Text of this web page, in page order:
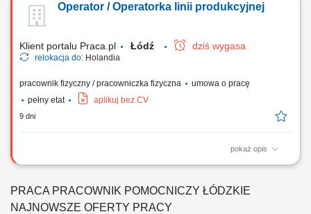
przekąski, sery, jajka, ryby, mięsa, cebulki kwiatowe, stroiki, produkty
wegetariańskie, warzywa, przyprawy; Prace magazynowe, sortowanie,
Operator / Operatorka linii produkcyjnej
Klient portalu Praca.pl Łódź dziś wygasa
relokacja do: Holandia
pracownik fizyczny / pracowniczka fizyczna
umowa o pracę
pełny etat
aplikuj bez CV
9 dni
pokaż opis
Wykonywanie prac produkcyjnych, w tym pakowanie i sortowanie, np.
magazynowe, w tym przygotowanie produktów do wysyłki. Pielęgnacja
upraw w szklarniach i prace polowe.
PRACA PRACOWNIK POMOCNICZY ŁÓDZKIE
NAJNOWSZE OFERTY PRACY